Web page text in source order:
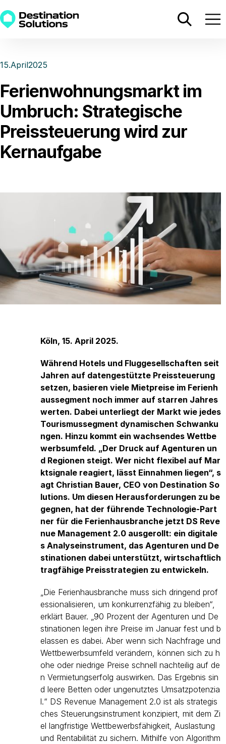
15.April2025
Ferienwohnungsmarkt im
Umbruch: Strategische
Preissteuerung wird zur
Kernaufgabe
Köln, 15. April 2025.
Während Hotels und Fluggesellschaften seit
Jahren auf datengestützte Preissteuerung
setzen, basieren viele Mietpreise im Ferienh
aussegment noch immer auf starren Jahres
werten. Dabei unterliegt der Markt wie jedes
Tourismussegment dynamischen Schwanku
ngen. Hinzu kommt ein wachsendes Wettbe
werbsumfeld. „Der Druck auf Agenturen un
d Regionen steigt. Wer nicht flexibel auf Mar
ktsignale reagiert, lässt Einnahmen liegen“, s
agt Christian Bauer, CEO von Destination So
lutions. Um diesen Herausforderungen zu be
gegnen, hat der führende Technologie-Part
ner für die Ferienhausbranche jetzt DS Reve
nue Management 2.0 ausgerollt: ein digitale
s Analyseinstrument, das Agenturen und De
stinationen dabei unterstützt, wirtschaftlich
tragfähige Preisstrategien zu entwickeln.
„Die Ferienhausbranche muss sich dringend prof
essionalisieren, um konkurrenzfähig zu bleiben“,
erklärt Bauer. „90 Prozent der Agenturen und De
stinationen legen ihre Preise im Januar fest und b
elassen es dabei. Aber wenn sich Nachfrage und
Wettbewerbsumfeld verändern, können sich zu h
ohe oder niedrige Preise schnell nachteilig auf de
n Vermietungserfolg auswirken. Das Ergebnis sin
d leere Betten oder ungenutztes Umsatzpotenzia
l.“ DS Revenue Management 2.0 ist als strategis
ches Steuerungsinstrument konzipiert, mit dem Zi
el langfristige Wettbewerbsfähigkeit, Auslastung
und Rentabilität zu sichern. Mithilfe von Algorithm